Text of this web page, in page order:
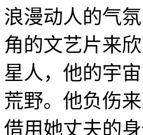
浪漫动人的气
角的文艺片来
星人，他的宇
荒野。他负伤
借用她丈夫的